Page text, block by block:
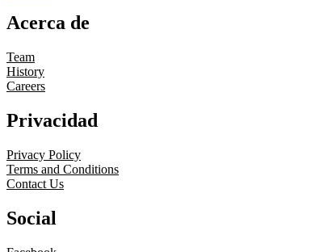
Acerca de
Team
History
Careers
Privacidad
Privacy Policy
Terms and Conditions
Contact Us
Social